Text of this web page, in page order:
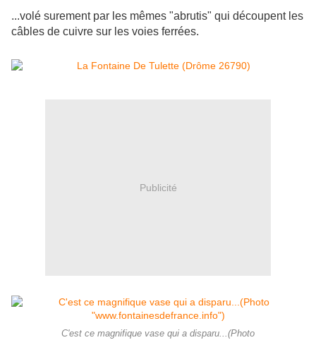
...volé surement par les mêmes "abrutis" qui découpent les
câbles de cuivre sur les voies ferrées.
Publicité
C'est ce magnifique vase qui a disparu...(Photo